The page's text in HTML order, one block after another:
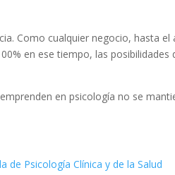
Como cualquier negocio, hasta el
en ese tiempo, las posibilidades
en psicología no se
de Psicología Clínica y de la Salud